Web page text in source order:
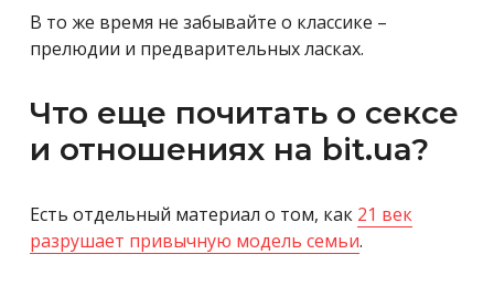
В то же время не забывайте о классике –
прелюдии и предварительных ласках.
Что еще почитать о сексе
и отношениях на bit.ua?
Есть отдельный материал о том, как 21 век
разрушает привычную модель семьи.